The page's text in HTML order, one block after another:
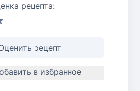
рецепта:
рецепт
в избранное